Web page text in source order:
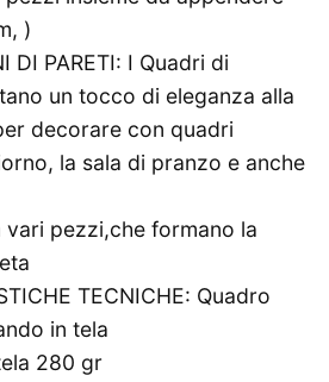
)
DI PARETI: I Quadri di
un tocco di eleganza alla
decorare con quadri
la sala di pranzo e anche
vari pezzi,che formano la
TECNICHE: Quadro
in tela
280 gr